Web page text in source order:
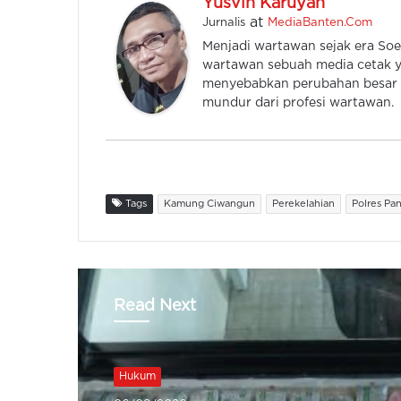
Yusvin Karuyan
Jurnalis at MediaBanten.Com
Menjadi wartawan sejak era
wartawan sebuah media cetak
menyebabkan perubahan
mundur dari profesi wartawan.
Tags Kamung Ciwangun Perekelahian Polres
Read Next
Hukum